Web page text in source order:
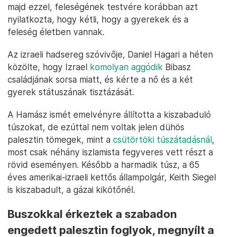
majd ezzel, feleségének testvére korábban azt
nyilatkozta, hogy kétli, hogy a gyerekek és a
feleség életben vannak.
Az izraeli hadsereg szóvivője, Daniel Hagari a héten
közölte, hogy Izrael komolyan aggódik Bibasz
családjának sorsa miatt, és kérte a nő és a két
gyerek státuszának tisztázását.
A Hamász ismét emelvényre állította a kiszabaduló
túszokat, de ezúttal nem voltak jelen dühös
palesztin tömegek, mint a csütörtöki túszátadásnál,
most csak néhány iszlamista fegyveres vett részt a
rövid eseményen. Később a harmadik túsz, a 65
éves amerikai-izraeli kettős állampolgár, Keith Siegel
is kiszabadult, a gázai kikötőnél.
Buszokkal érkeztek a szabadon
engedett palesztin foglyok, megnyílt a